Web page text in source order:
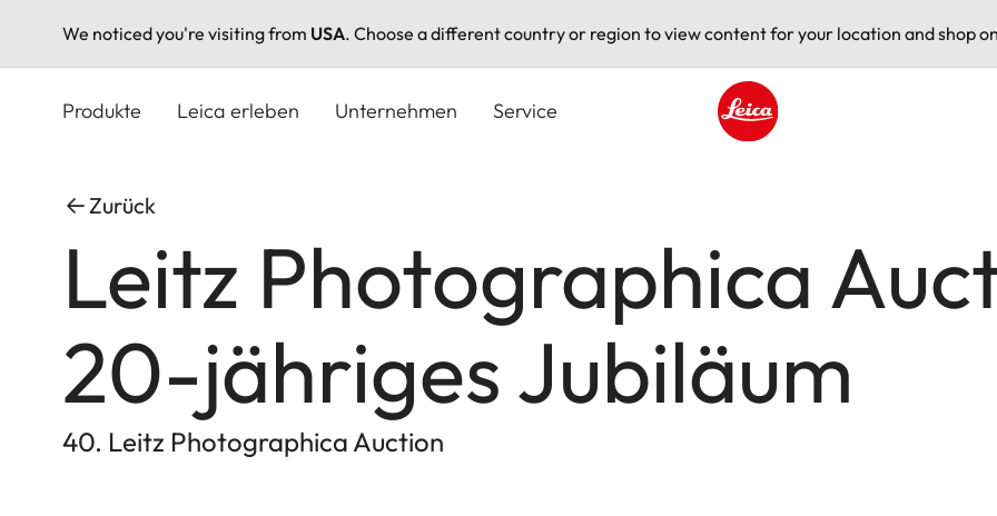
We noticed you're visiting from USA. Choose a different country or region to view content for your location and shop
Produkte Leica erleben Unternehmen Service
Zurück
Leitz Photographica
20-jähriges Jubiläum
40. Leitz Photographica Auction